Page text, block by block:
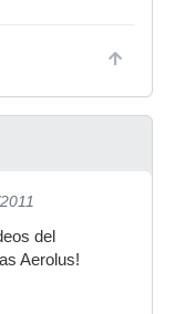
del
Aerolus!